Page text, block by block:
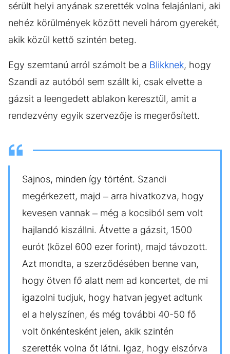
sérült helyi anyának szerették volna felajánlani, aki
nehéz körülmények között neveli három gyerekét,
akik közül kettő szintén beteg.
Egy szemtanú arról számolt be a Blikknek, hogy
Szandi az autóból sem szállt ki, csak elvette a
gázsit a leengedett ablakon keresztül, amit a
rendezvény egyik szervezője is megerősített.
Sajnos, minden így történt. Szandi
megérkezett, majd – arra hivatkozva, hogy
kevesen vannak – még a kocsiból sem volt
hajlandó kiszállni. Átvette a gázsit, 1500
eurót (közel 600 ezer forint), majd távozott.
Azt mondta, a szerződésében benne van,
hogy ötven fő alatt nem ad koncertet, de mi
igazolni tudjuk, hogy hatvan jegyet adtunk
el a helyszínen, és még további 40-50 fő
volt önkéntesként jelen, akik szintén
szerették volna őt látni. Igaz, hogy elszórva